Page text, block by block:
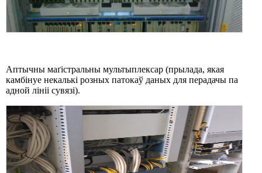
Аптычны маґістральны мультыплексар (прылада, якая
камбінуе некалькі розных патокаў даных для перадачы па
адной лініі сувязі).